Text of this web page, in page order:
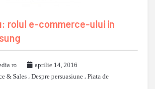
rolul e-commerce-ului in
ro
aprilie 14, 2016
& Sales, Despre persuasiune , Piata de